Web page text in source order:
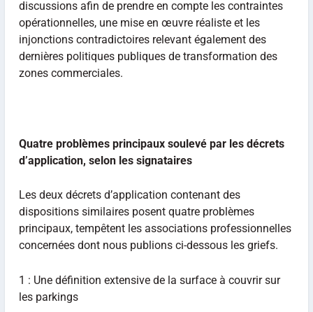
discussions afin de prendre en compte les contraintes
opérationnelles, une mise en œuvre réaliste et les
injonctions contradictoires relevant également des
dernières politiques publiques de transformation des
zones commerciales.
Quatre problèmes principaux soulevé par les décrets
d’application, selon les signataires
Les deux décrets d’application contenant des
dispositions similaires posent quatre problèmes
principaux, tempêtent les associations professionnelles
concernées dont nous publions ci-dessous les griefs.
1 : Une définition extensive de la surface à couvrir sur
les parkings